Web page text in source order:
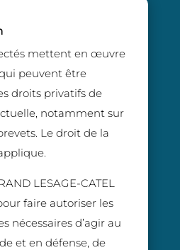
mettent en œuvre
peuvent être
droits privatifs de
notamment sur
Le droit de la
LESAGE-CATEL
faire autoriser les
nécessaires d’agir au
et en défense, de